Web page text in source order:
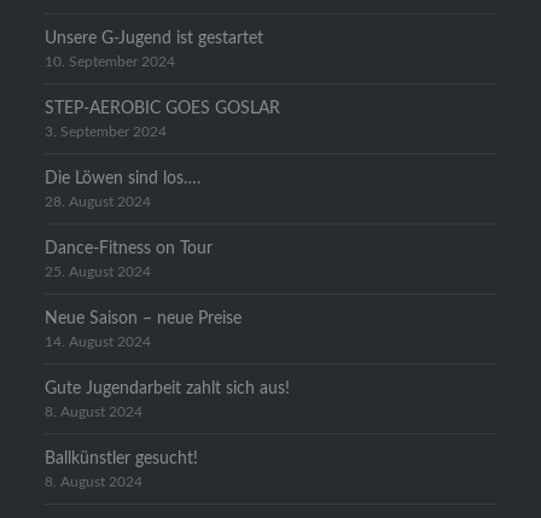
Unsere G-Jugend ist gestartet
10. September 2024
STEP-AEROBIC GOES GOSLAR
3. September 2024
Die Löwen sind los….
28. August 2024
Dance-Fitness on Tour
25. August 2024
Neue Saison – neue Preise
14. August 2024
Gute Jugendarbeit zahlt sich aus!
8. August 2024
Ballkünstler gesucht!
8. August 2024